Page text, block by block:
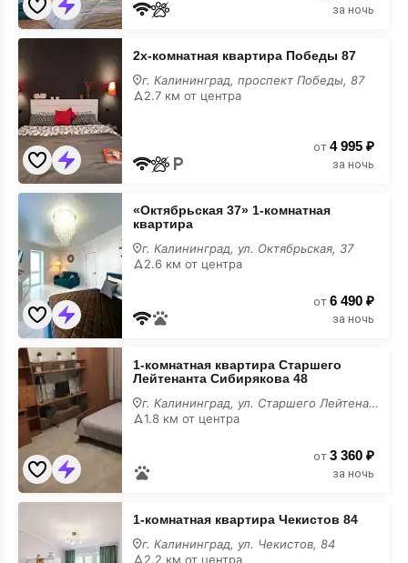
за ночь
2х-
комнатная
квартира
Победы
87
на
карте
2х-комнатная квартира Победы 87
г. Калининград, проспект Победы, 87
2.7 км от центра
от 4 995 ₽
за ночь
«Октябрьская
37»
комнатная
квартира
на
карте
«Октябрьская 37» 1-комнатная
квартира
г. Калининград, ул. Октябрьская, 37
2.6 км от центра
от 6 490 ₽
за ночь
1-
комнатная
квартира
Старшего
Лейтенанта
Сибирякова
48
на
карте
1-комнатная квартира Старшего
Лейтенанта Сибирякова 48
г. Калининград, ул. Старшего Лейтенанта Сибирякова, 48
1.8 км от центра
от 3 360 ₽
за ночь
1-
комнатная
квартира
Чекистов
1-комнатная квартира Чекистов 84
г. Калининград, ул. Чекистов, 84
2.2 км от центра